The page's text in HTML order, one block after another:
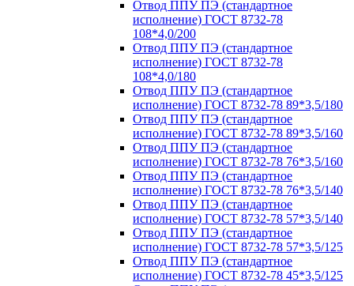
Отвод ППУ ПЭ (стандартное
исполнение) ГОСТ 8732-78
108*4,0/200
Отвод ППУ ПЭ (стандартное
исполнение) ГОСТ 8732-78
108*4,0/180
Отвод ППУ ПЭ (стандартное
исполнение) ГОСТ 8732-78 89*3,5/180
Отвод ППУ ПЭ (стандартное
исполнение) ГОСТ 8732-78 89*3,5/160
Отвод ППУ ПЭ (стандартное
исполнение) ГОСТ 8732-78 76*3,5/160
Отвод ППУ ПЭ (стандартное
исполнение) ГОСТ 8732-78 76*3,5/140
Отвод ППУ ПЭ (стандартное
исполнение) ГОСТ 8732-78 57*3,5/140
Отвод ППУ ПЭ (стандартное
исполнение) ГОСТ 8732-78 57*3,5/125
Отвод ППУ ПЭ (стандартное
исполнение) ГОСТ 8732-78 45*3,5/125